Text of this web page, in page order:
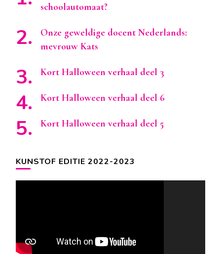
schoolautomaat?
Onze geweldige docent Nederlands:
mevrouw Kats
Kort Halloween verhaal deel 3
Kort Halloween verhaal deel 6
Kort Halloween verhaal deel 5
KUNSTOF EDITIE 2022-2023